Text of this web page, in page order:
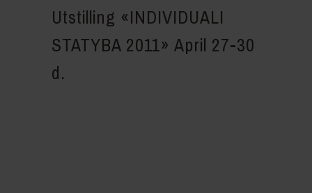
Utstilling «INDIVIDUALI
STATYBA 2011» April 27-30
d.